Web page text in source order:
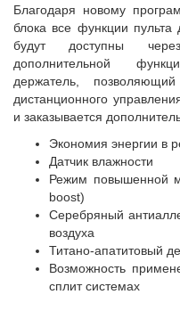
Благодаря новому
блока все функции пульта
будут доступны
дополнительной
держатель,
дистанционного
и заказывается
Экономия энергии в
Датчик влажности
Режим повышенной
boost)
Серебряный
воздуха
Титано-апатитовый
Возможность
сплит системах